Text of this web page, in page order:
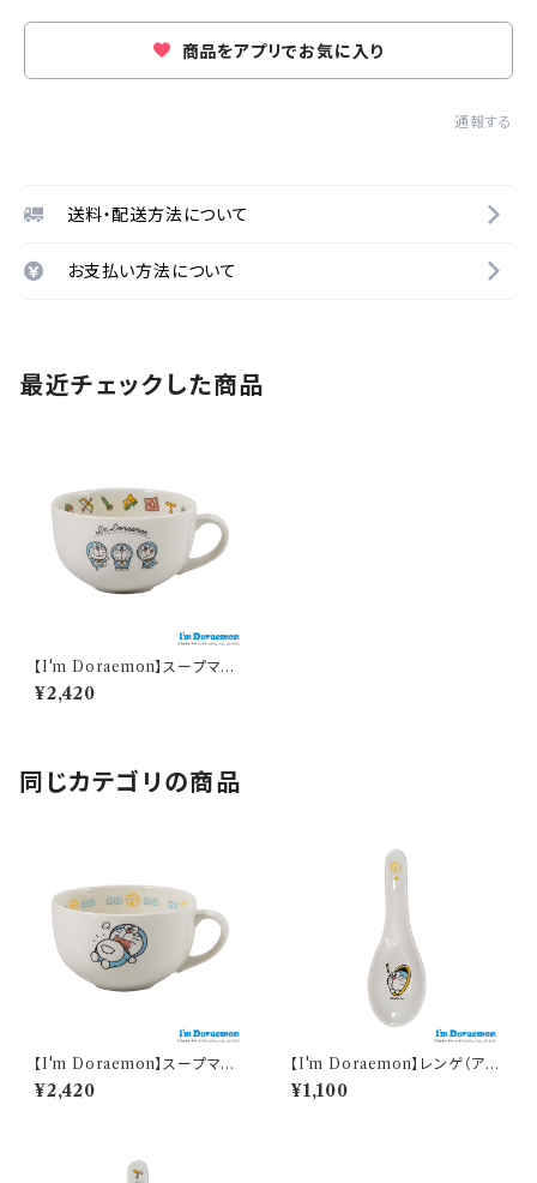
商品をアプリでお気に入り
通報する
送料・配送方法について
お支払い方法について
最近チェックした商品
【I'm Doraemon】スープマグ
（ひみつ道具）【中華シリーズ】
¥2,420
同じカテゴリの商品
【I'm Doraemon】スープマグ
（アイムドラえもん）【中華シリー
ズ】
¥2,420
【I'm Doraemon】レンゲ（アイ
ムドラえもん）【中華シリーズ】
¥1,100